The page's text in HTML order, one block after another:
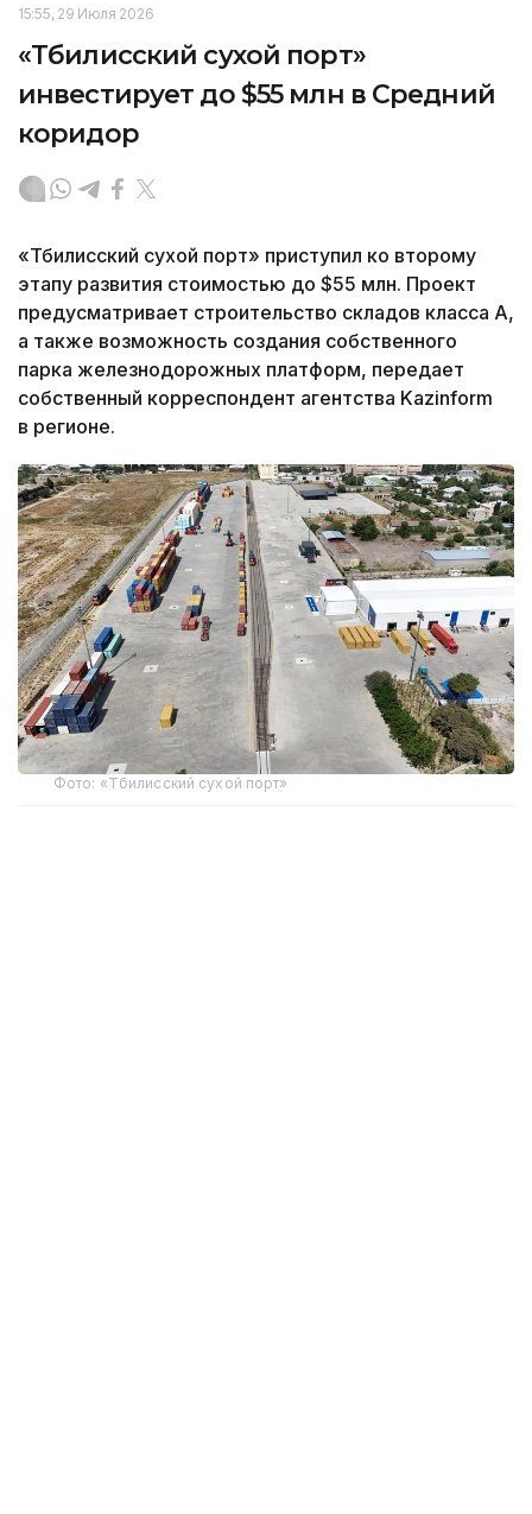
15:55, 29 Июля 2026
«Тбилисский сухой порт»
инвестирует до $55 млн в Средний
коридор
«Тбилисский сухой порт» приступил ко второму
этапу развития стоимостью до $55 млн. Проект
предусматривает строительство складов класса А,
а также возможность создания собственного
парка железнодорожных платформ, передает
собственный корреспондент агентства Kazinform
в регионе.
Фото: «Тбилисский сухой порт»